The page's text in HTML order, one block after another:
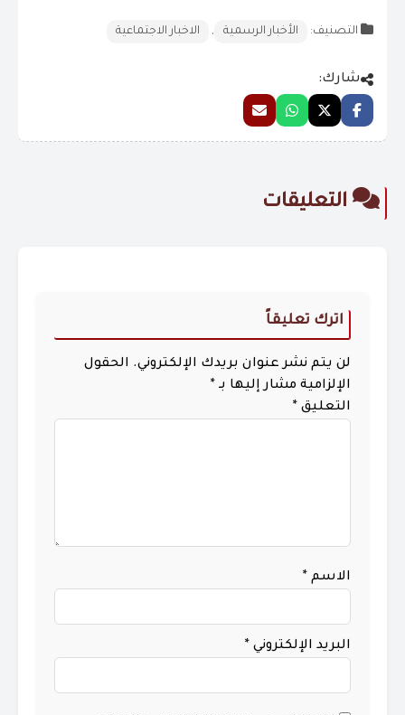
التصنيف: الأخبار الرسمية , الاخبار الاجتماعية
شارك:
التعليقات
اترك تعليقاً
لن يتم نشر عنوان بريدك الإلكتروني. الحقول
الإلزامية مشار إليها بـ *
التعليق *
الاسم *
البريد الإلكتروني *